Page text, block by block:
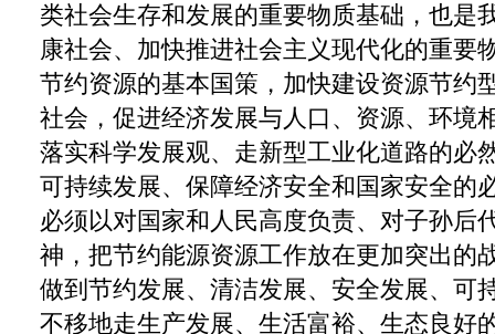
类社会生存和发展的重要物质基础，也是
康社会、加快推进社会主义现代化的重要
节约资源的基本国策，加快建设资源节约
社会，促进经济发展与人口、资源、环境
落实科学发展观、走新型工业化道路的必
可持续发展、保障经济安全和国家安全的
必须以对国家和人民高度负责、对子孙后
神，把节约能源资源工作放在更加突出的
做到节约发展、清洁发展、安全发展、可
不移地走生产发展、生活富裕、生态良好